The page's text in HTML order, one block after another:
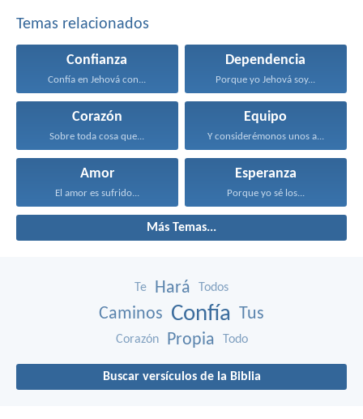
Temas relacionados
Confianza
Confía en Jehová con...
Dependencia
Porque yo Jehová soy...
Corazón
Sobre toda cosa que...
Equipo
Y considerémonos unos a...
Amor
El amor es sufrido...
Esperanza
Porque yo sé los...
Más Temas...
Te Hará Todos
Caminos Confía Tus
Corazón Propia Todo
Buscar versículos de la Biblia